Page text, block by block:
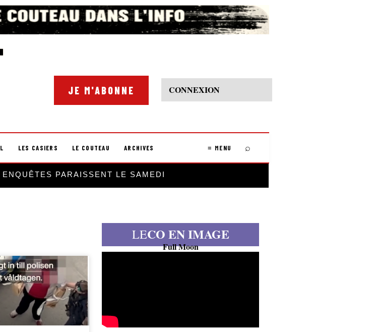
JE M'ABONNE CONNEXION
LES CASIERS LE COUTEAU ARCHIVES ≡ MENU ⌕
PARAISSENT LE SAMEDI
LECO EN IMAGE
Full Moon